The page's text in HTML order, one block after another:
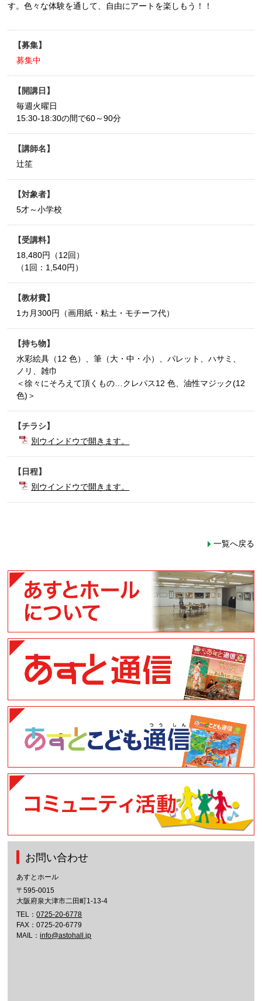
す。色々な体験を通して、自由にアートを楽しもう！！
募集
募集中
開講日
毎週火曜日
15:30-18:30の間で60～90分
講師名
辻笙
対象者
5才～小学校
受講料
18,480円（12回）
（1回：1,540円）
教材費
1カ月300円（画用紙・粘土・モチーフ代）
持ち物
水彩絵具（12 色）、筆（大・中・小）、パレット、ハサミ、
ノリ、雑巾
＜徐々にそろえて頂くもの…クレパス12 色、油性マジック(12
色)＞
チラシ
別ウインドウで開きます。
日程
別ウインドウで開きます。
一覧へ戻る
お問い合わせ
あすとホール
〒595-0015
大阪府泉大津市二田町1-13-4
TEL：0725-20-6778
FAX：0725-20-6779
MAIL：info@astohall.jp